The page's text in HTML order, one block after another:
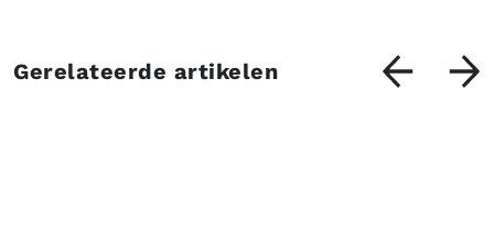
Gerelateerde artikelen